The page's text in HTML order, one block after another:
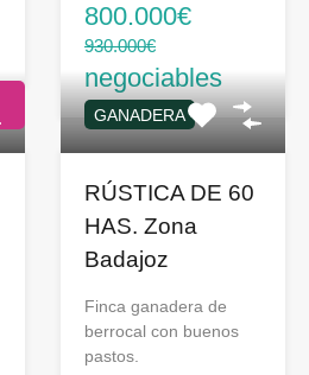
800.000€
930.000€
negociables
GANADERA
RÚSTICA DE 60
HAS. Zona
Badajoz
Finca ganadera de
berrocal con buenos
pastos.